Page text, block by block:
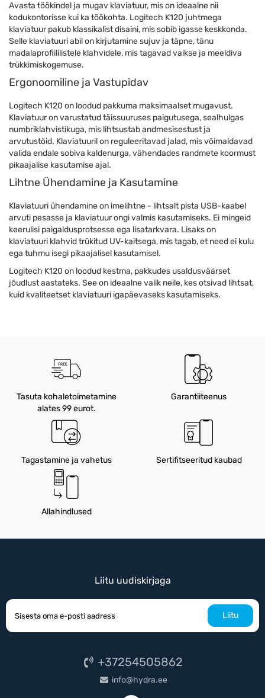
Avasta töökindel ja mugav klaviatuur, mis on ideaalne nii
kodukontorisse kui ka töökohta. Logitech K120 juhtmega
klaviatuur pakub klassikalist disaini, mis sobib igasse keskkonda.
Selle klaviatuuri abil on kirjutamine sujuv ja täpne, tänu
madalaprofiililistele klahvidele, mis tagavad vaikse ja meeldiva
trükkimiskogemuse.
Ergonoomiline ja Vastupidav
Logitech K120 on loodud pakkuma maksimaalset mugavust.
Klaviatuur on varustatud täissuuruses paigutusega, sealhulgas
numbriklahvistikuga, mis lihtsustab andmesisestust ja
arvutustöid. Klaviatuuril on reguleeritavad jalad, mis võimaldavad
valida endale sobiva kaldenurga, vähendades randmete koormust
pikaajalise kasutamise ajal.
Lihtne Ühendamine ja Kasutamine
Klaviatuuri ühendamine on imelihtne - lihtsalt pista USB-kaabel
arvuti pesasse ja klaviatuur ongi valmis kasutamiseks. Ei mingeid
keerulisi paigaldusprotsesse ega lisatarkvara. Lisaks on
klaviatuuri klahvid trükitud UV-kaitsega, mis tagab, et need ei kulu
ega tuhmu isegi pikaajalisel kasutamisel.
Logitech K120 on loodud kestma, pakkudes usaldusväärset
jõudlust aastateks. See on ideaalne valik neile, kes otsivad lihtsat,
kuid kvaliteetset klaviatuuri igapäevaseks kasutamiseks.
Tasuta kohaletoimetamine
alates 99 eurot.
Garantiiteenus
Tagastamine ja vahetus Sertifitseeritud kaubad
Allahindlused
Liitu uudiskirjaga
Liitu
+37254505862
info@hydra.ee